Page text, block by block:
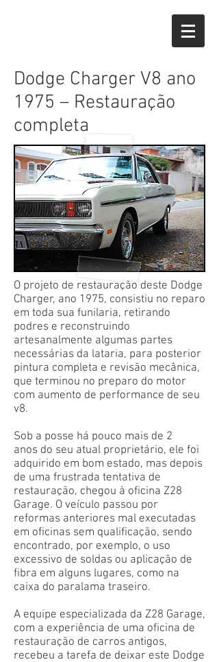
Dodge Charger V8 ano
1975 – Restauração
completa
O projeto de restauração deste Dodge
Charger, ano 1975, consistiu no reparo
em toda sua funilaria, retirando
podres e reconstruindo
artesanalmente algumas partes
necessárias da lataria, para posterior
pintura completa e revisão mecânica,
que terminou no preparo do motor
com aumento de performance de seu
v8.
Sob a posse há pouco mais de 2
anos do seu atual proprietário, ele foi
adquirido em bom estado, mas depois
de uma frustrada tentativa de
restauração, chegou à oficina Z28
Garage. O veículo passou por
reformas anteriores mal executadas
em oficinas sem qualificação, sendo
encontrado, por exemplo, o uso
excessivo de soldas ou aplicação de
fibra em alguns lugares, como na
caixa do paralama traseiro.
A equipe especializada da Z28 Garage,
com a experiência de uma oficina de
restauração de carros antigos,
recebeu a tarefa de deixar este Dodge